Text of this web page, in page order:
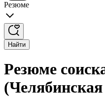
Резюме
Найти
Резюме
(Челябинская